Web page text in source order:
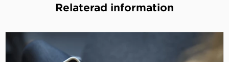
Relaterad information